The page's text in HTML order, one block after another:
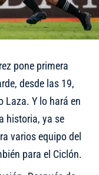
pone primera
desde las 19,
Laza. Y lo hará en
historia, ya se
varios equipo del
para el Ciclón.